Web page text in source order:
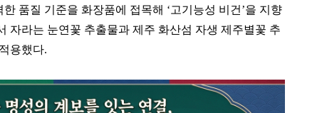
품질 기준을 화장품에 접목해 ‘고기능성 비건’을 지향
자라는 눈연꽃 추출물과 제주 화산섬 자생 제주별꽃 추
용했다.